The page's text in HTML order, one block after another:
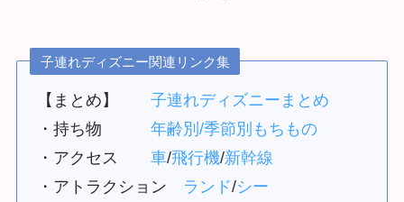
子連れディズニー関連リンク集
【まとめ】子連れディズニーまとめ
・持ち物年齢別/季節別もちもの
・アクセス車/飛行機/新幹線
・アトラクション ランド/シー